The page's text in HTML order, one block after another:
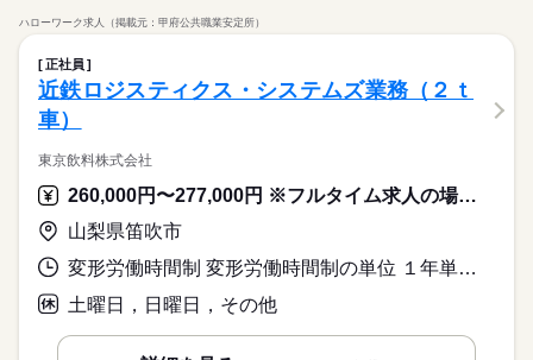
ハローワーク求人（掲載元：甲府公共職業安定所）
正社員
近鉄ロジスティクス・システムズ業務（２ｔ
車）
東京飲料株式会社
260,000円〜277,000円 ※フルタイム求人の場合は月額（換算額）、パート求人の場合は時間額を表示しています。
山梨県笛吹市
変形労働時間制 変形労働時間制の単位 １年単位 就業時間１ 6時30分〜15時30分 就業時間に関する特記事項 月単位で勤務時間変動あり（会社カレンダーによる）
土曜日，日曜日，その他